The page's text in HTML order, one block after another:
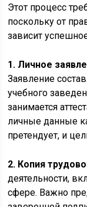
Этот процесс
поскольку от
зависит
1. Личное
Заявление
учебного
занимается
личные данные
претендует, и
2. Копия
деятельности,
сфере. Важно